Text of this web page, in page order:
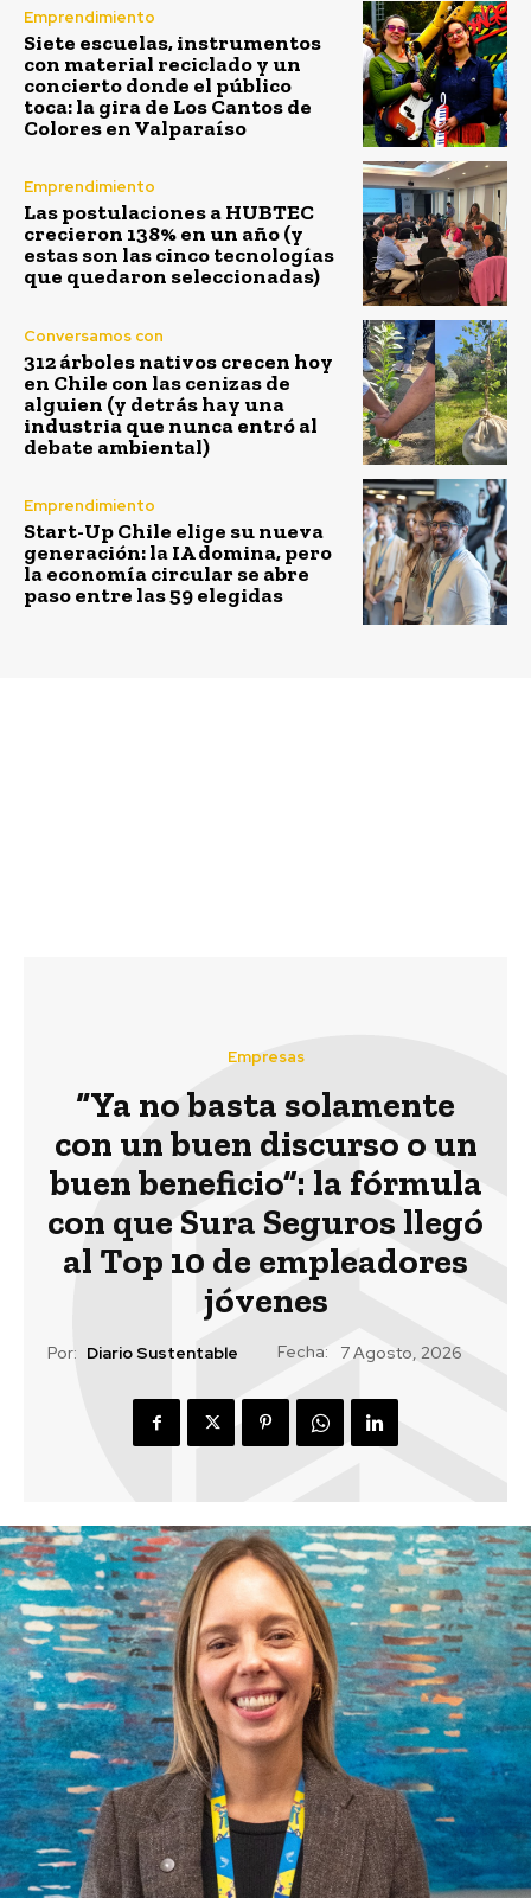
Emprendimiento
Siete escuelas, instrumentos
con material reciclado y un
concierto donde el público
toca: la gira de Los Cantos de
Colores en Valparaíso
Emprendimiento
Las postulaciones a HUBTEC
crecieron 138% en un año (y
estas son las cinco tecnologías
que quedaron seleccionadas)
Conversamos con
312 árboles nativos crecen hoy
en Chile con las cenizas de
alguien (y detrás hay una
industria que nunca entró al
debate ambiental)
Emprendimiento
Start-Up Chile elige su nueva
generación: la IA domina, pero
la economía circular se abre
paso entre las 59 elegidas